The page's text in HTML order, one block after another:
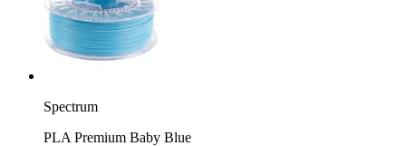
Spectrum
PLA Premium Baby Blue